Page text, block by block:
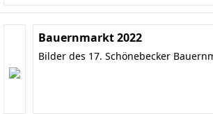
Bauernmarkt 2022
Bilder des 17. Schönebecker